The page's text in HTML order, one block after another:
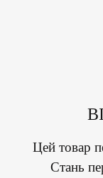
Цей товар
Стань